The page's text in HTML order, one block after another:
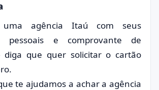
uma agência Itaú com seus
pessoais e comprovante de
diga que quer solicitar o cartão
te ajudamos a achar a agência